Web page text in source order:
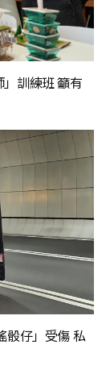
訓練班 籲有
骰仔」受傷 私